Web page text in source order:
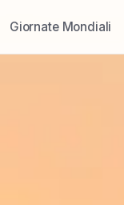
Giornate Mondiali